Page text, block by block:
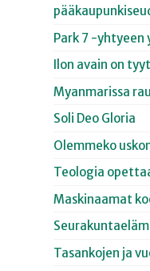
Park 7 -yhtyeen
Ilon avain on
Myanmarissa
Soli Deo Gloria
Olemmeko
Teologia
Maskinaamat
Tasankojen ja